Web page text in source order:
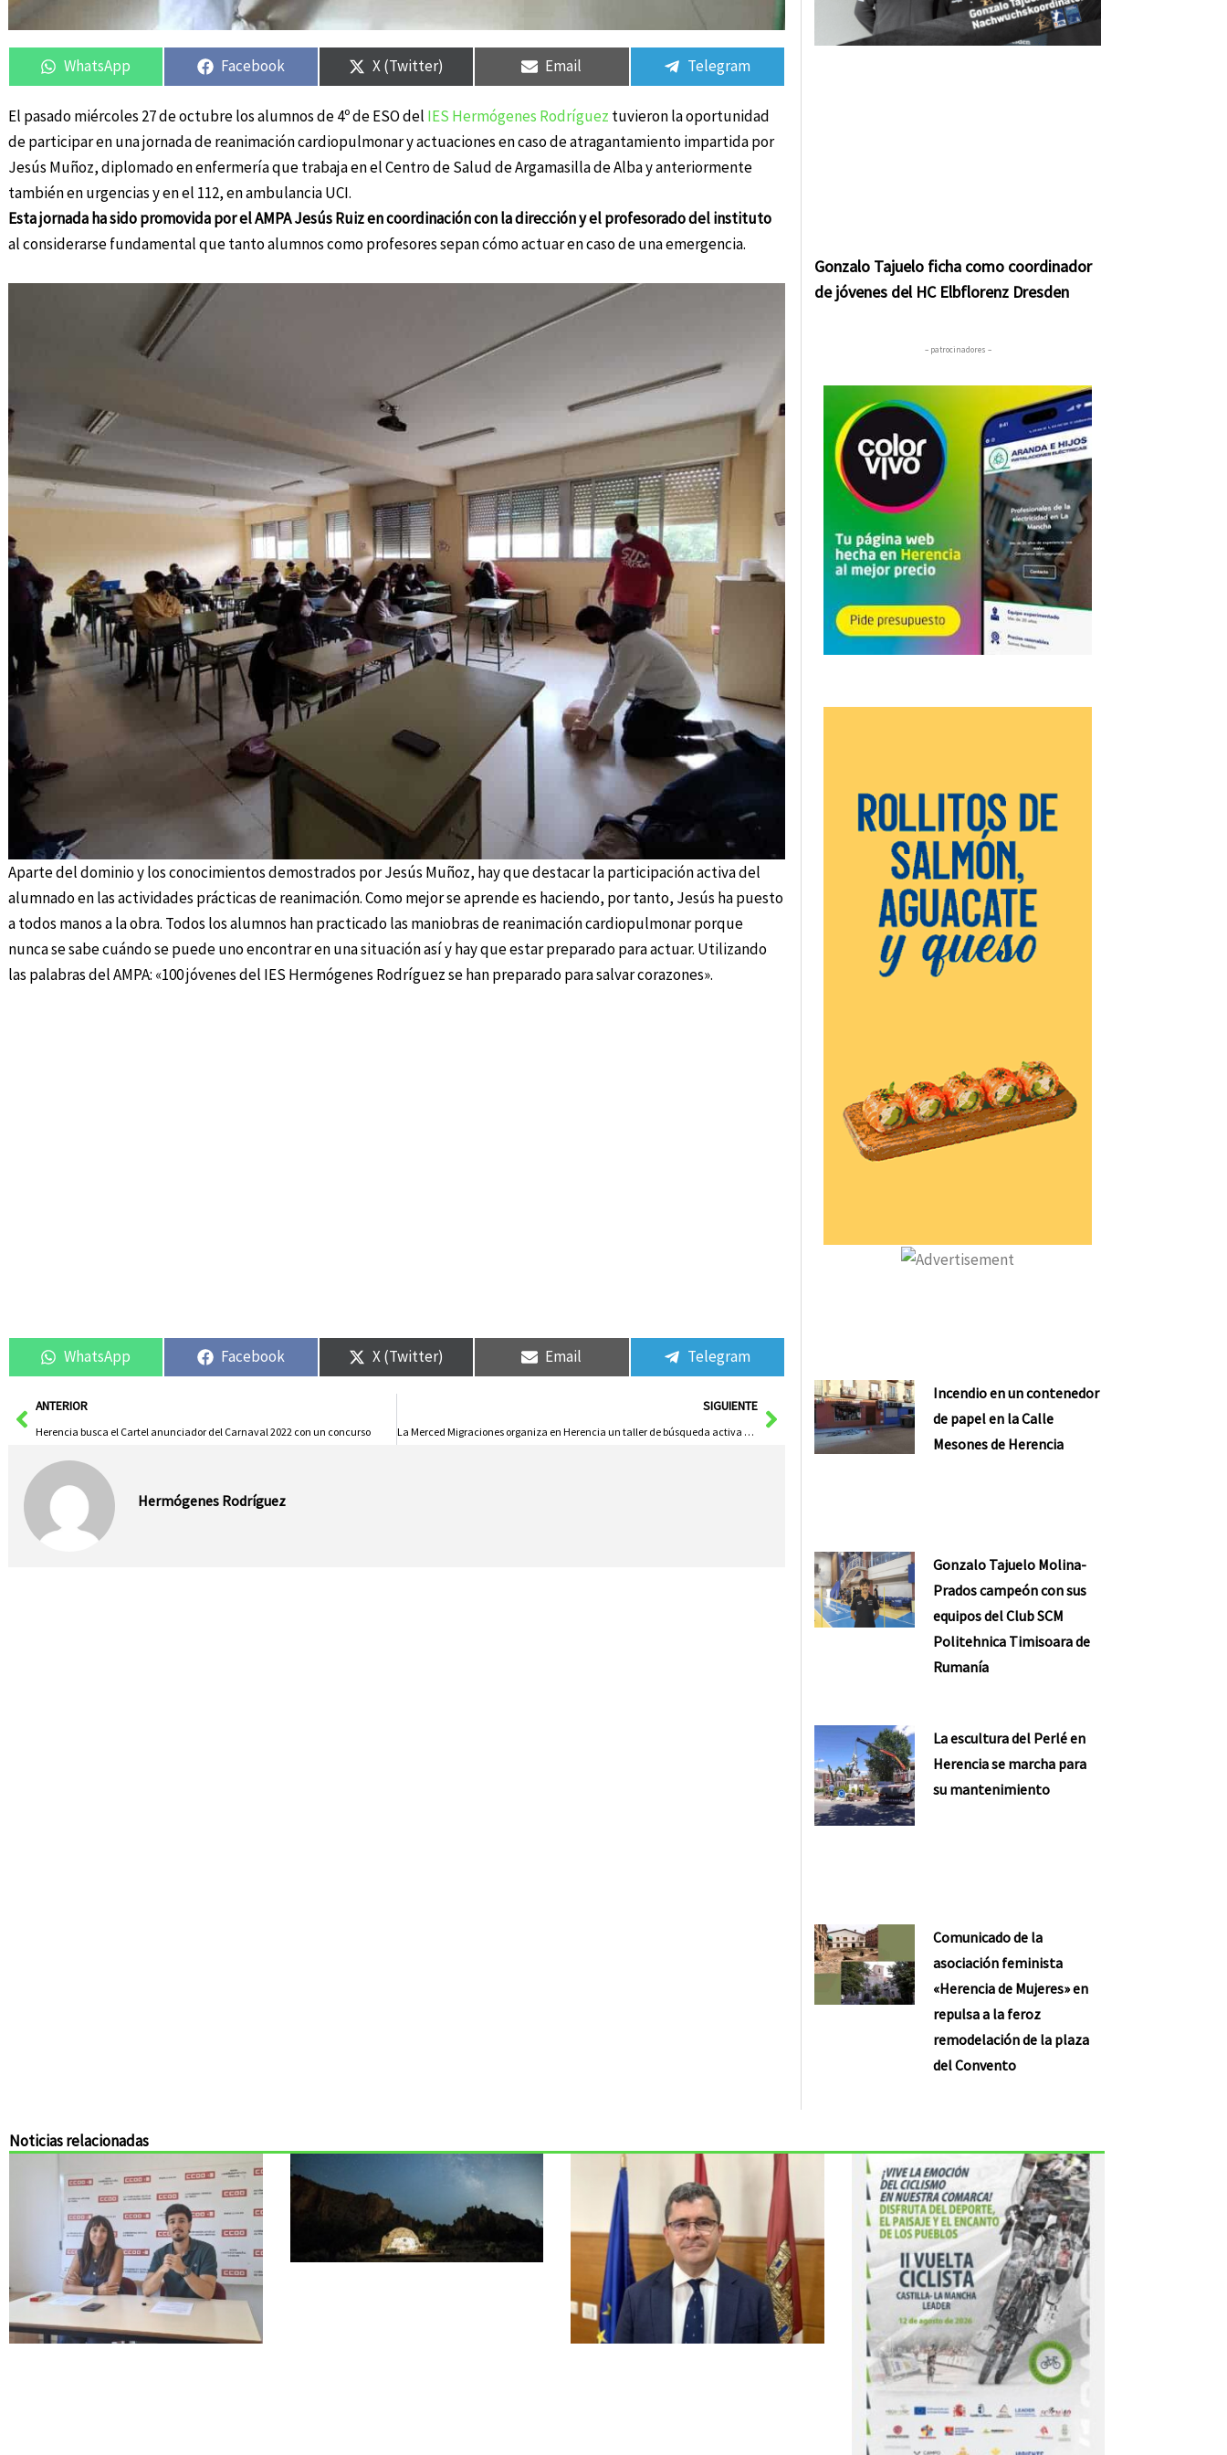
Compartir
en
WhatsApp
Compartir
en
Facebook
Compartir
en
X (Twitter)
Compartir
en
Email
Compartir
en
Telegram
El pasado miércoles 27 de octubre los alumnos de 4º de ESO del IES Hermógenes Rodríguez tuvieron la oportunidad
de participar en una jornada de reanimación cardiopulmonar y actuaciones en caso de atragantamiento impartida por
Jesús Muñoz, diplomado en enfermería que trabaja en el Centro de Salud de Argamasilla de Alba y anteriormente
también en urgencias y en el 112, en ambulancia UCI.
Esta jornada ha sido promovida por el AMPA Jesús Ruiz en coordinación con la dirección y el profesorado del instituto
al considerarse fundamental que tanto alumnos como profesores sepan cómo actuar en caso de una emergencia.
Aparte del dominio y los conocimientos demostrados por Jesús Muñoz, hay que destacar la participación activa del
alumnado en las actividades prácticas de reanimación. Como mejor se aprende es haciendo, por tanto, Jesús ha puesto
a todos manos a la obra. Todos los alumnos han practicado las maniobras de reanimación cardiopulmonar porque
nunca se sabe cuándo se puede uno encontrar en una situación así y hay que estar preparado para actuar. Utilizando
las palabras del AMPA: «100 jóvenes del IES Hermógenes Rodríguez se han preparado para salvar corazones».
Compartir
en
WhatsApp
Compartir
en
Facebook
Compartir
en
X (Twitter)
Compartir
en
Email
Compartir
en
Telegram
AntANTERIOR
Herencia busca el Cartel anunciador del Carnaval 2022 con un concurso
SIGUIENTE
La Merced Migraciones organiza en Herencia un taller de búsqueda activa de empleo
Siguiente
Hermógenes Rodríguez
Gonzalo Tajuelo ficha como coordinador
de jóvenes del HC Elbflorenz Dresden
– patrocinadores –
Incendio en un contenedor
de papel en la Calle
Mesones de Herencia
Gonzalo Tajuelo Molina-
Prados campeón con sus
equipos del Club SCM
Politehnica Timisoara de
Rumanía
La escultura del Perlé en
Herencia se marcha para
su mantenimiento
Comunicado de la
asociación feminista
«Herencia de Mujeres» en
repulsa a la feroz
remodelación de la plaza
del Convento
Noticias relacionadas